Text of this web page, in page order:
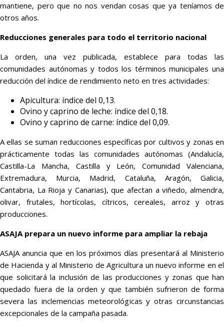
mantiene, pero que no nos vendan cosas que ya teníamos de
otros años.
Reducciones generales para todo el territorio nacional
La orden, una vez publicada, establece para todas las
comunidades autónomas y todos los términos municipales una
reducción del índice de rendimiento neto en tres actividades:
Apicultura: índice del 0,13.
Ovino y caprino de leche: índice del 0,18.
Ovino y caprino de carne: índice del 0,09.
A ellas se suman reducciones específicas por cultivos y zonas en
prácticamente todas las comunidades autónomas (Andalucía,
Castilla-La Mancha, Castilla y León, Comunidad Valenciana,
Extremadura, Murcia, Madrid, Cataluña, Aragón, Galicia,
Cantabria, La Rioja y Canarias), que afectan a viñedo, almendra,
olivar, frutales, hortícolas, cítricos, cereales, arroz y otras
producciones.
ASAJA prepara un nuevo informe para ampliar la rebaja
ASAJA anuncia que en los próximos días presentará al Ministerio
de Hacienda y al Ministerio de Agricultura un nuevo informe en el
que solicitará la inclusión de las producciones y zonas que han
quedado fuera de la orden y que también sufrieron de forma
severa las inclemencias meteorológicas y otras circunstancias
excepcionales de la campaña pasada.